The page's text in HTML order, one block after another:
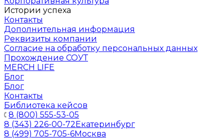
Истории успеха
Контакты
Дополнительная информация
Реквизиты компании
Согласие на обработку персональных данных
Прохождение СОУТ
MERCH LIFE
Блог
Блог
Контакты
Библиотека кейсов
8 (800) 555-53-05
8 (343) 226-00-72Екатеринбург
8 (499) 705-705-6Москва